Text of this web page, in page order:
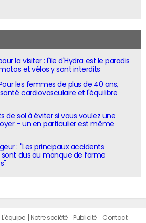
la visiter : l'île d'Hydra est le paradis
et vélos y sont interdits
les femmes de plus de 40 ans,
cardiovasculaire et l'équilibre
de sol à éviter si vous voulez une
- un en particulier est même
: "Les principaux accidents
dus au manque de forme
L'équipe Notre société Publicité Contact